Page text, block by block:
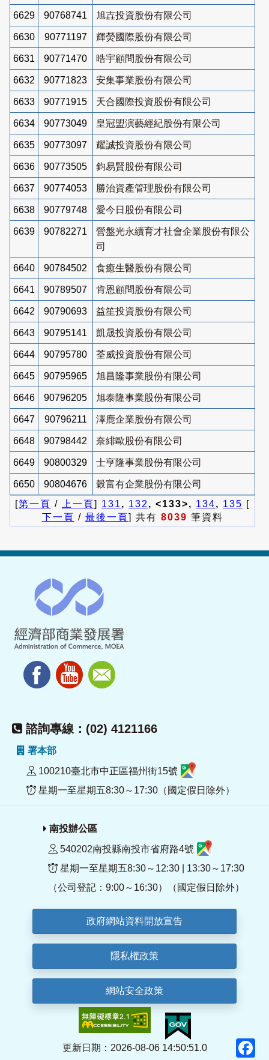
6629 90768741 旭壵投資股份有限公司
6630 90771197 輝熒國際股份有限公司
6631 90771470 晧宇顧問股份有限公司
6632 90771823 安集事業股份有限公司
6633 90771915 天合國際投資股份有限公司
6634 90773049 皇冠盟演藝經紀股份有限公司
6635 90773097 耀誠投資股份有限公司
6636 90773505 鈞易賢股份有限公司
6637 90774053 勝治資產管理股份有限公司
6638 90779748 愛今日股份有限公司
6639 90782271
營盤光永續育才社會企業股份有限公
司
6640 90784502 食癒生醫股份有限公司
6641 90789507 肯恩顧問股份有限公司
6642 90790693 益笙投資股份有限公司
6643 90795141 凱晟投資股份有限公司
6644 90795780 荃威投資股份有限公司
6645 90795965 旭昌隆事業股份有限公司
6646 90796205 旭泰隆事業股份有限公司
6647 90796211 澤鹿企業股份有限公司
6648 90798442 奈緋歐股份有限公司
6649 90800329 士亨隆事業股份有限公司
6650 90804676
穀富有企業股份有限公司
[第一頁 / 上一頁] 131 , 132 , <133>, 134, 135 [
下一頁 / 最後一頁] 共有 8039 筆資料
諮詢專線：(02) 4121166
署本部
100210臺北市中正區福州街15號
星期一至星期五8:30～17:30（國定假日除外）
南投辦公區
540202南投縣南投市省府路4號
星期一至星期五8:30～12:30 | 13:30～17:30
（公司登記：9:00～16:30）（國定假日除外）
政府網站資料開放宣告
隱私權政策
網站安全政策
更新日期：2026-08-06 14:50:51.0